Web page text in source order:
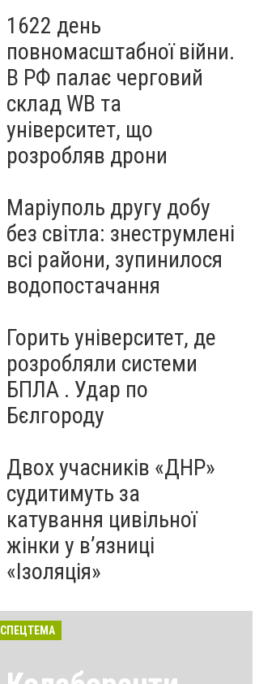
1622 день
повномасштабної війни.
В РФ палає черговий
склад WB та
університет, що
розробляв дрони
Маріуполь другу добу
без світла: знеструмлені
всі райони, зупинилося
водопостачання
Горить університет, де
розробляли системи
БПЛА . Удар по
Бєлгороду
Двох учасників «ДНР»
судитимуть за
катування цивільної
жінки у в’язниці
«Ізоляція»
СПЕЦТЕМА